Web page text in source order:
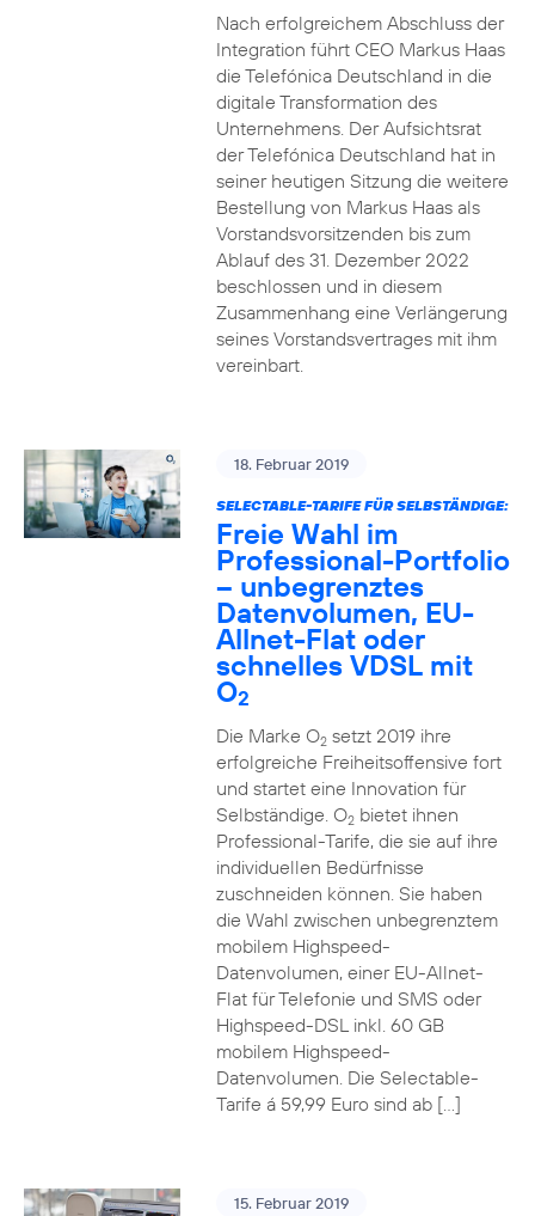
Nach erfolgreichem Abschluss der
Integration führt CEO Markus Haas
die Telefónica Deutschland in die
digitale Transformation des
Unternehmens. Der Aufsichtsrat
der Telefónica Deutschland hat in
seiner heutigen Sitzung die weitere
Bestellung von Markus Haas als
Vorstandsvorsitzenden bis zum
Ablauf des 31. Dezember 2022
beschlossen und in diesem
Zusammenhang eine Verlängerung
seines Vorstandsvertrages mit ihm
vereinbart.
18. Februar 2019
SELECTABLE-TARIFE FÜR SELBSTÄNDIGE:
Freie Wahl im
Professional-Portfolio
– unbegrenztes
Datenvolumen, EU-
Allnet-Flat oder
schnelles VDSL mit
O2
Die Marke O2setzt 2019 ihre
erfolgreiche Freiheitsoffensive fort
und startet eine Innovation für
Selbständige. O2bietet ihnen
Professional-Tarife, die sie auf ihre
individuellen Bedürfnisse
zuschneiden können. Sie haben
die Wahl zwischen unbegrenztem
mobilem Highspeed-
Datenvolumen, einer EU-Allnet-
Flat für Telefonie und SMS oder
Highspeed-DSL inkl. 60 GB
mobilem Highspeed-
Datenvolumen. Die Selectable-
Tarife á 59,99 Euro sind ab […]
15. Februar 2019